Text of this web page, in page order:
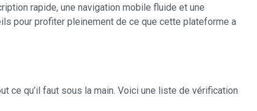
rapide, une navigation mobile fluide et une
pour profiter pleinement de ce que cette plateforme a
ce qu’il faut sous la main. Voici une liste de vérification